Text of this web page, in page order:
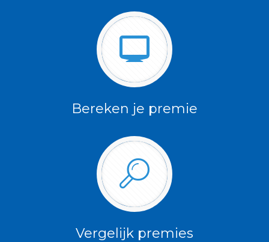
Bereken je premie
Vergelijk premies